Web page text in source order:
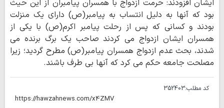
ایشان افزودند: حرمت ازدواج با همسران پیامبران از این حیث
بود که آنها به دلیل انتساب به پیامبر(ص) دارای یک منزلت
بودند و کسانی که پس از رحلت پیامبر اکرم(ص) با یکی از
همسران ایشان ازدواج می کردند صاحب یک برگ برنده می
شدند، بحث عدم ازدواج همسران پیامبر(ص) مطرح گردید؛ زیرا
مصلحت جامعه حکم می کرد که آنها بی طرف باشند.
کد مطلب:352403